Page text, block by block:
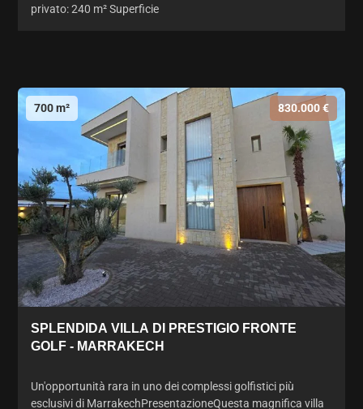
privato: 240 m² Superficie
700 m² 830.000 €
SPLENDIDA VILLA DI PRESTIGIO FRONTE
GOLF - MARRAKECH
Un'opportunità rara in uno dei complessi golfistici più
esclusivi di MarrakechPresentazioneQuesta magnifica villa